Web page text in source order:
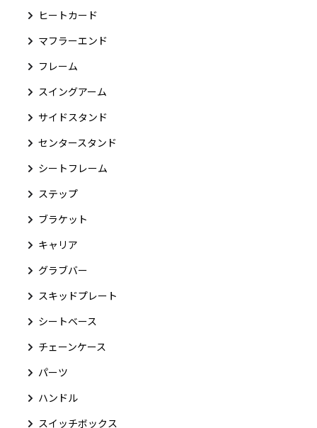
ヒートカード
マフラーエンド
フレーム
スイングアーム
サイドスタンド
センタースタンド
シートフレーム
ステップ
ブラケット
キャリア
グラブバー
スキッドプレート
シートベース
チェーンケース
パーツ
ハンドル
スイッチボックス